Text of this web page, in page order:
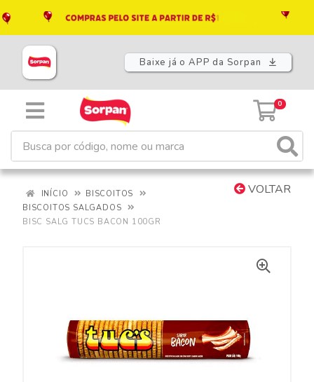
Baixe já o APP da Sorpan
0
VOLTAR
INÍCIO
BISCOITOS
BISCOITOS SALGADOS
BISC SALG TUCS BACON 100GR